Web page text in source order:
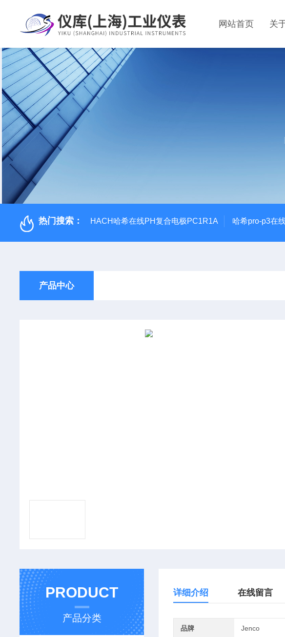
网站首页 关
热门搜索： HACH哈希在线PH复合电极PC1R1A 哈希pro-p3在
产品中心
PRODUCT
产品分类
详细介绍 在线留言
品牌 Jenco